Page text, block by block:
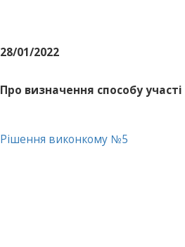
28/01/2022
Про визначення способу
Рішення виконкому №5